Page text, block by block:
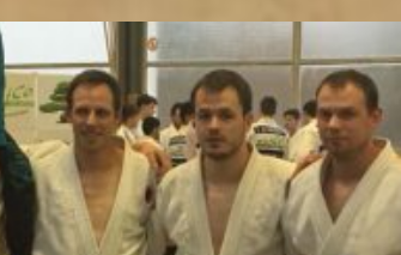
starke
U12-
Mannschaft
des
Red
Tiger
Clubs